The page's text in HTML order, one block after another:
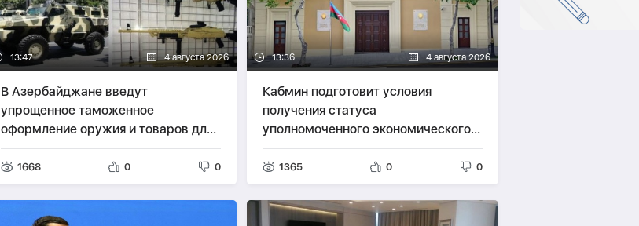
13:47 4 августа 2026
В Азербайджане введут
упрощенное таможенное
оформление оружия и товаров для
нужд обороны
1668 0 0
13:36 4 августа 2026
Кабмин подготовит условия
получения статуса
уполномоченного экономического
оператора
1365 0 0